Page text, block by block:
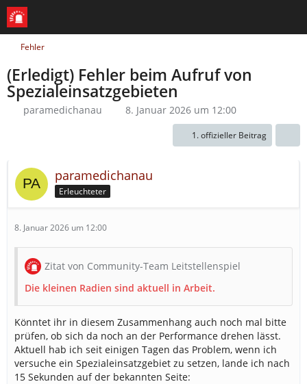
Fehler
(Erledigt) Fehler beim Aufruf von
Spezialeinsatzgebieten
paramedichanau 8. Januar 2026 um 12:00
1. offizieller Beitrag
paramedichanau
Erleuchteter
8. Januar 2026 um 12:00
Zitat von Community-Team Leitstellenspiel
Die kleinen Radien sind aktuell in Arbeit.
Könntet ihr in diesem Zusammenhang auch noch mal bitte
prüfen, ob sich da noch an der Performance drehen lässt.
Aktuell hab ich seit einigen Tagen das Problem, wenn ich
versuche ein Spezialeinsatzgebiet zu setzen, lande ich nach
15 Sekunden auf der bekannten Seite: